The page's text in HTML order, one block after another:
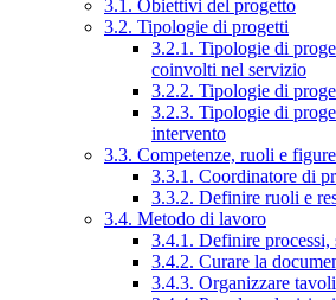
3.1. Obiettivi del progetto
3.2. Tipologie di progetti
3.2.1. Tipologie di
coinvolti nel servizio
3.2.2. Tipologie di
3.2.3. Tipologie di
intervento
3.3. Competenze, ruoli e
3.3.1. Coordinatore di
3.3.2. Definire ruoli e
3.4. Metodo di lavoro
3.4.1. Definire processi,
3.4.2. Curare la
3.4.3. Organizzare